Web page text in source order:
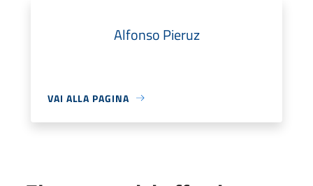
Alfonso Pieruz
VAI ALLA PAGINA